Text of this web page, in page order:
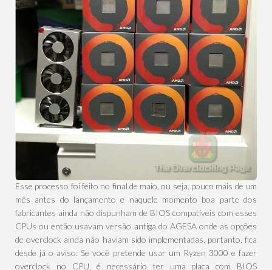
Esse processo foi feito no final de maio, ou seja, pouco mais de um
mês antes do lançamento e naquele momento boa parte dos
fabricantes ainda não dispunham de BIOS compatíveis com esses
CPUs ou então usavam versão antiga do AGESA onde as opções
de overclock ainda não haviam sido implementadas, portanto, fica
desde já o aviso: Se você pretende usar um Ryzen 3000 e fazer
overclock no CPU, é necessário ter uma placa com BIOS